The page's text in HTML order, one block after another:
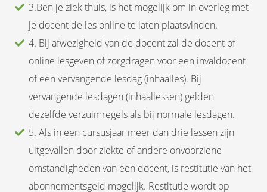
3.Ben je ziek thuis, is het mogelijk om in overleg met
je docent de les online te laten plaatsvinden.
4. Bij afwezigheid van de docent zal de docent of
online lesgeven of zorgdragen voor een invaldocent
of een vervangende lesdag (inhaalles). Bij
vervangende lesdagen (inhaallessen) gelden
dezelfde verzuimregels als bij normale lesdagen.
5. Als in een cursusjaar meer dan drie lessen zijn
uitgevallen door ziekte of andere onvoorziene
omstandigheden van een docent, is restitutie van het
abonnementsgeld mogelijk. Restitutie wordt op